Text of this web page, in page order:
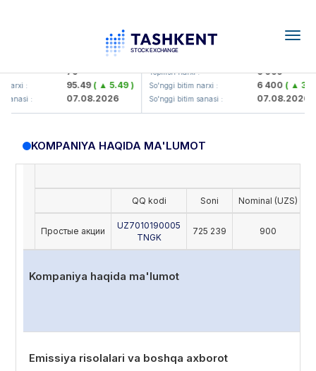
79
: 95.49( ▲ 5.49 )
: 07.08.2026
UZMK (<O'zmetkombinat> AJ)
Yopilish narxi : 6 099
So'nggi bitim narxi : 6 400( ▲
So'nggi bitim sanasi : 07.08.2026
KOMPANIYA HAQIDA MA'LUMOT
QQ kodi Soni Nominal (UZS)
Простые акции
UZ7010190005
TNGK
725 239 900
Kompaniya haqida ma'lumot
Emissiya risolalari va boshqa axborot